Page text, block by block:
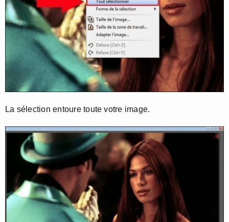
La sélection entoure toute votre image.